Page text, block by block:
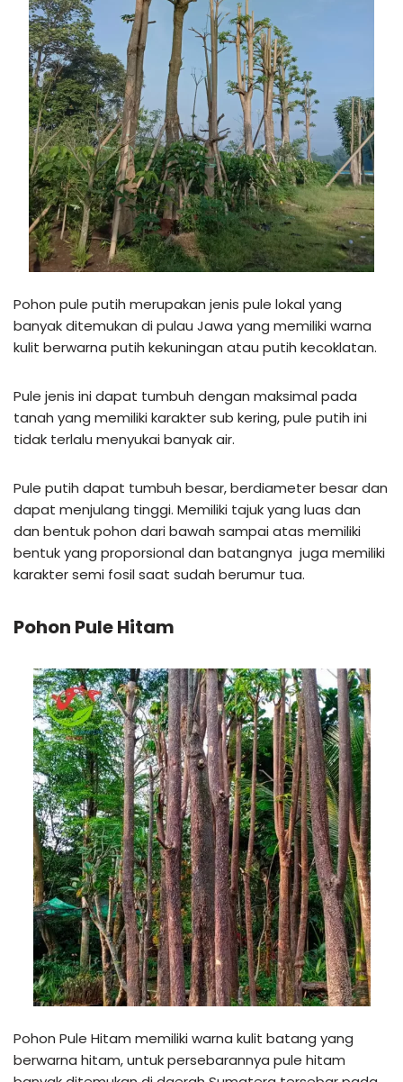
Pohon pule putih merupakan jenis pule lokal yang
banyak ditemukan di pulau Jawa yang memiliki warna
kulit berwarna putih kekuningan atau putih kecoklatan.
Pule jenis ini dapat tumbuh dengan maksimal pada
tanah yang memiliki karakter sub kering, pule putih ini
tidak terlalu menyukai banyak air.
Pule putih dapat tumbuh besar, berdiameter besar dan
dapat menjulang tinggi. Memiliki tajuk yang luas dan
dan bentuk pohon dari bawah sampai atas memiliki
bentuk yang proporsional dan batangnya juga memiliki
karakter semi fosil saat sudah berumur tua.
Pohon Pule Hitam
Pohon Pule Hitam memiliki warna kulit batang yang
berwarna hitam, untuk persebarannya pule hitam